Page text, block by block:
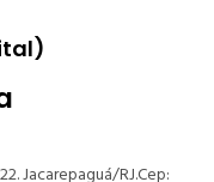
Jacarepaguá/RJ.Cep: